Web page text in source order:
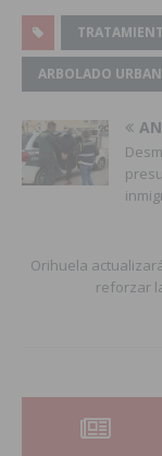
ARBOLADO
Orihuela
reforzar